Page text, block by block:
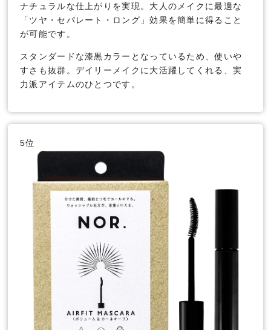
ナチュラルな仕上がりを実現。大人のメイクに最適な
「ツヤ・セパレート・ロング」効果を簡単に得ること
が可能です。
スタンダードな漆黒カラーとなっているため、使いや
すさも抜群。デイリーメイクに大活躍してくれる、実
力派アイテムのひとつです。
5位